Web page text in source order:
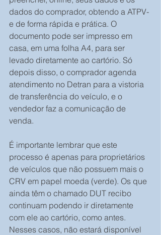
dados do comprador, obtendo a ATPV-
e de forma rápida e prática. O
documento pode ser impresso em
casa, em uma folha A4, para ser
levado diretamente ao cartório. Só
depois disso, o comprador agenda
atendimento no Detran para a vistoria
de transferência do veículo, e o
vendedor faz a comunicação de
venda.
É importante lembrar que este
processo é apenas para proprietários
de veículos que não possuem mais o
CRV em papel moeda (verde). Os que
ainda têm o chamado DUT recibo
continuam podendo ir diretamente
com ele ao cartório, como antes.
Nesses casos, não estará disponível